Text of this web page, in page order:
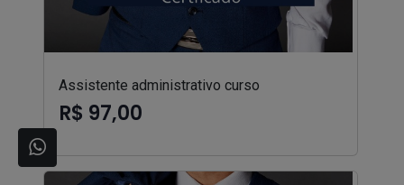
Assistente administrativo curso
R$ 97,00